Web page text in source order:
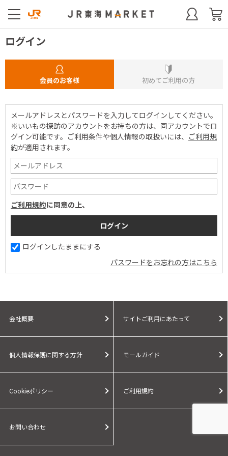
ログイン
会員のお客様 初めてご利用の方
メールアドレスとパスワードを入力してログインしてください。
※いいもの探訪のアカウントをお持ちの方は、同アカウントでロ
グイン可能です。 ご利用条件や個人情報の取扱いには、 ご利用規
約が適用されます。
ご利用規約に同意の上、
ログインしたままにする
パスワードをお忘れの方はこちら
会社概要 サイトご利用にあたって
個人情報保護に関する方針 モールガイド
Cookieポリシー ご利用規約
お問い合わせ